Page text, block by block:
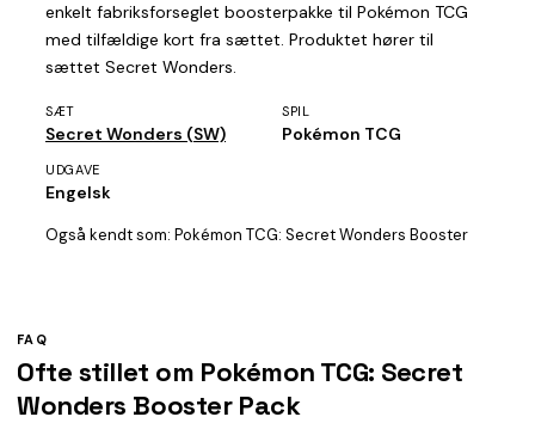
enkelt fabriksforseglet boosterpakke til Pokémon TCG
med tilfældige kort fra sættet. Produktet hører til
sættet Secret Wonders.
SÆT
Secret Wonders (SW)
SPIL
Pokémon TCG
UDGAVE
Engelsk
Også kendt som: Pokémon TCG: Secret Wonders Booster
FAQ
Ofte stillet om Pokémon TCG: Secret
Wonders Booster Pack